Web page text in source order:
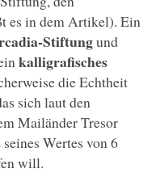
es in dem Artikel). Ein
Stiftungund
kalligrafisches
die Echtheit
sich laut den
Mailänder Tresor
Wertes von 6
will.